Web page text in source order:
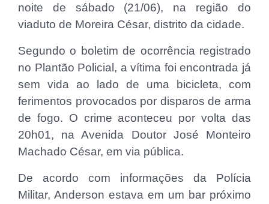
noite de sábado (21/06), na região do
viaduto de Moreira César, distrito da cidade.
Segundo o boletim de ocorrência registrado
no Plantão Policial, a vítima foi encontrada já
sem vida ao lado de uma bicicleta, com
ferimentos provocados por disparos de arma
de fogo. O crime aconteceu por volta das
20h01, na Avenida Doutor José Monteiro
Machado César, em via pública.
De acordo com informações da Polícia
Militar, Anderson estava em um bar próximo